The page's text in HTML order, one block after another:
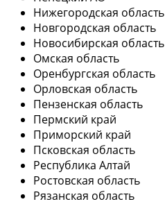
Нижегородская область
Новгородская область
Новосибирская область
Омская область
Оренбургская область
Орловская область
Пензенская область
Пермский край
Приморский край
Псковская область
Республика Алтай
Ростовская область
Рязанская область